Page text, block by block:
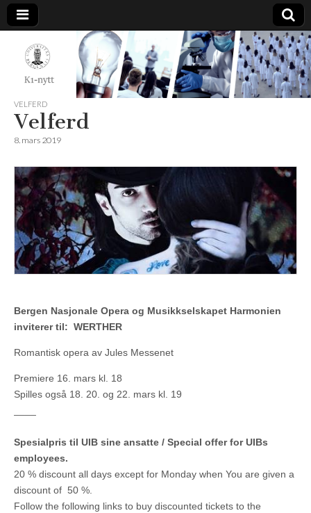
K1-
Nytt
VELFERD
Velferd
8. mars 2019
Bergen Nasjonale Opera og Musikkselskapet Harmonien
inviterer til: WERTHER
Romantisk opera av Jules Messenet
Premiere 16. mars kl. 18
Spilles også 18. 20. og 22. mars kl. 19
Spesialpris til UIB sine ansatte / Special offer for UIBs
employees.
20 % discount all days except for Monday when You are given a
discount of 50 %.
Follow the following links to buy discounted tickets to the